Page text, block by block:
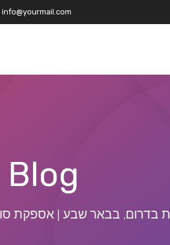
info@yourmail.com
Blog
בדרום, בבאר שבע | אספקת